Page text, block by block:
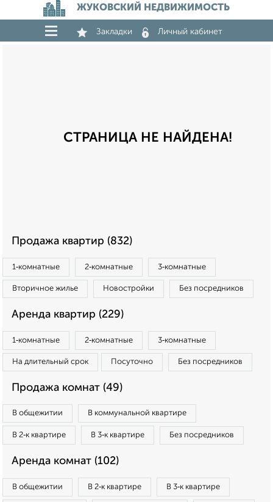
ЖУКОВСКИЙ НЕДВИЖИМОСТЬ
Закладки Личный кабинет
СТРАНИЦА НЕ НАЙДЕНА!
Продажа квартир (832)
1‑комнатные 2‑комнатные 3‑комнатные
Вторичное жилье Новостройки Без посредников
Аренда квартир (229)
1‑комнатные 2‑комнатные 3‑комнатные
На длительный срок Посуточно Без посредников
Продажа комнат (49)
В общежитии В коммунальной квартире
В 2‑к квартире В 3‑к квартире Без посредников
Аренда комнат (102)
В общежитии В 2‑к квартире В 3‑к квартире